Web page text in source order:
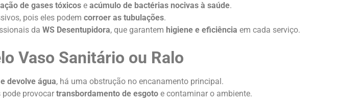
de gases tóxicos e acúmulo de bactérias nocivas à saúde.
pois eles podem corroer as tubulações.
da WS Desentupidora, que garantem higiene e eficiência em cada serviço.
Vaso Sanitário ou Ralo
devolve água, há uma obstrução no encanamento principal.
pode provocar transbordamento de esgotoe contaminar o ambiente.